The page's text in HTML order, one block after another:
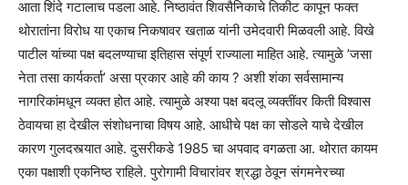
आता शिंदे गटालाच पडला आहे. निष्ठावंत शिवसैनिकाचे तिकीट कापून फक्त
थोरातांना विरोध या एकाच निकषावर खताळ यांनी उमेदवारी मिळवली आहे. विखे
पाटील यांच्या पक्ष बदलण्याचा इतिहास संपूर्ण राज्याला माहित आहे. त्यामुळे ’जसा
नेता तसा कार्यकर्ता’ असा प्रकार आहे की काय ? अशी शंका सर्वसामान्य
नागरिकांमधून व्यक्त होत आहे. त्यामुळे अश्या पक्ष बदलू व्यक्तींवर किती विश्‍वास
ठेवायचा हा देखील संशोधनाचा विषय आहे. आधीचे पक्ष का सोडले याचे देखील
कारण गुलदस्त्यात आहे. दुसरीकडे 1985 चा अपवाद वगळता आ. थोरात कायम
एका पक्षाशी एकनिष्ठ राहिले. पुरोगामी विचारांवर श्रद्धा ठेवून संगमनेरच्या